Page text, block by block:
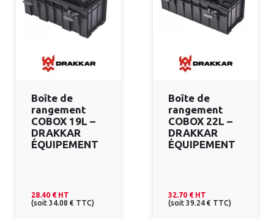
Boîte de
rangement
COBOX 19L –
DRAKKAR
ÉQUIPEMENT
28.40 € HT
(soit 34.08 € TTC)
Boîte de
rangement
COBOX 22L –
DRAKKAR
ÉQUIPEMENT
32.70 € HT
(soit 39.24 € TTC)